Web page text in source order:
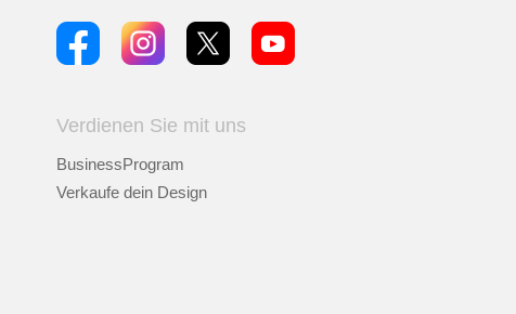
Verdienen Sie mit uns
BusinessProgram
Verkaufe dein Design